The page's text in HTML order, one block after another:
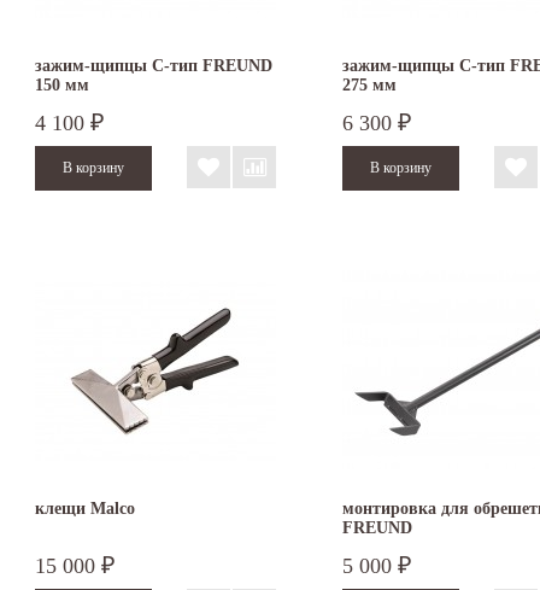
зажим-щипцы С-тип FREUND
150 мм
4 100 ₽
зажим-щипцы С-тип
275 мм
6 300 ₽
клещи Malco
15 000 ₽
монтировка для
FREUND
5 000 ₽